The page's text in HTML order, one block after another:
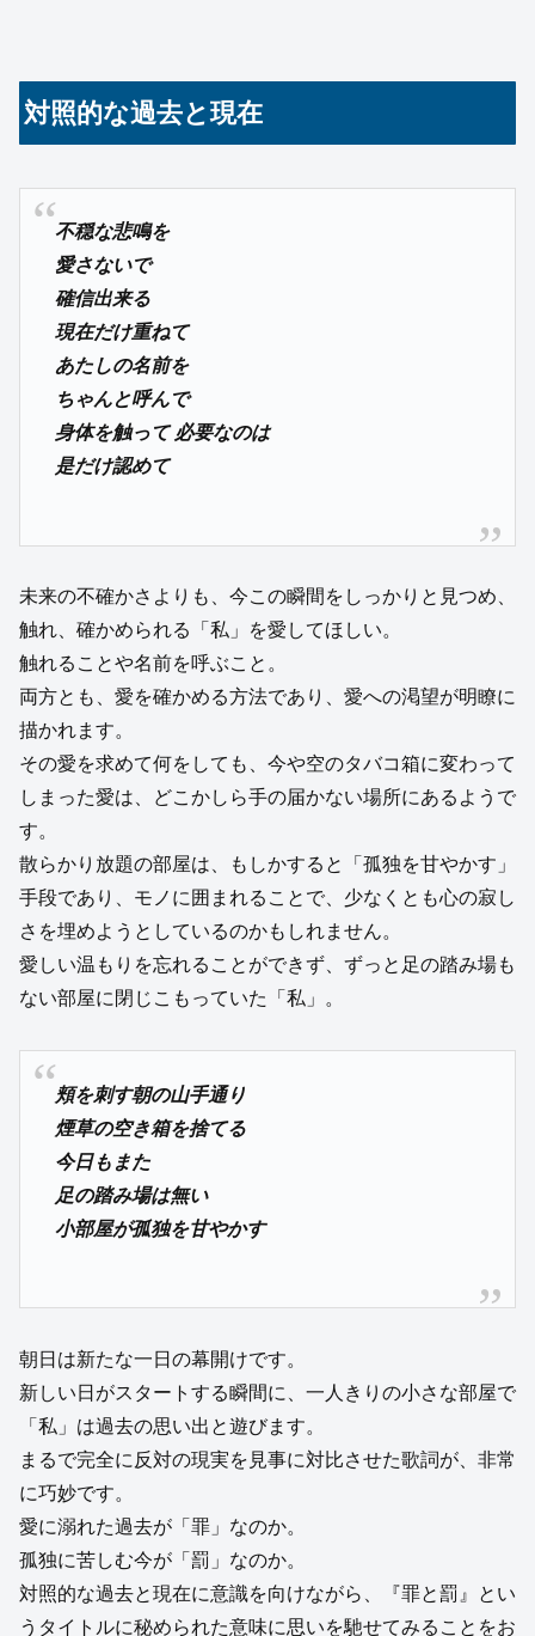
対照的な過去と現在
不穏な悲鳴を
愛さないで
確信出来る
現在だけ重ねて
あたしの名前を
ちゃんと呼んで
身体を触って 必要なのは
是だけ認めて
未来の不確かさよりも、今この瞬間をしっかりと見つめ、
触れ、確かめられる「私」を愛してほしい。
触れることや名前を呼ぶこと。
両方とも、愛を確かめる方法であり、愛への渇望が明瞭に
描かれます。
その愛を求めて何をしても、今や空のタバコ箱に変わって
しまった愛は、どこかしら手の届かない場所にあるようで
す。
散らかり放題の部屋は、もしかすると「孤独を甘やかす」
手段であり、モノに囲まれることで、少なくとも心の寂し
さを埋めようとしているのかもしれません。
愛しい温もりを忘れることができず、ずっと足の踏み場も
ない部屋に閉じこもっていた「私」。
頬を刺す朝の山手通り
煙草の空き箱を捨てる
今日もまた
足の踏み場は無い
小部屋が孤独を甘やかす
朝日は新たな一日の幕開けです。
新しい日がスタートする瞬間に、一人きりの小さな部屋で
「私」は過去の思い出と遊びます。
まるで完全に反対の現実を見事に対比させた歌詞が、非常
に巧妙です。
愛に溺れた過去が「罪」なのか。
孤独に苦しむ今が「罰」なのか。
対照的な過去と現在に意識を向けながら、『罪と罰』とい
うタイトルに秘められた意味に思いを馳せてみることをお